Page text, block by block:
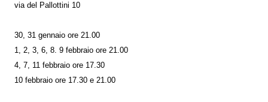
via del Pallottini 10
30, 31 gennaio ore 21.00
1, 2, 3, 6, 8. 9 febbraio ore 21.00
4, 7, 11 febbraio ore 17.30
10 febbraio ore 17.30 e 21.00